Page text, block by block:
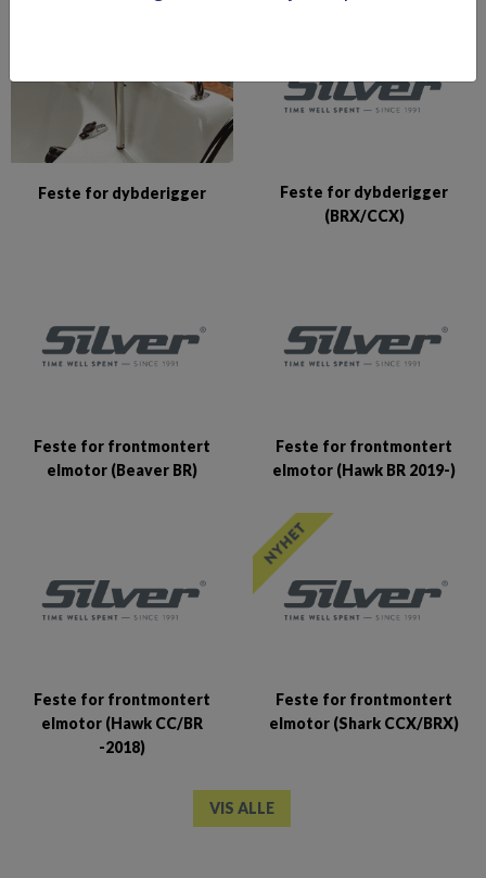
Feste for dybderigger
Feste for dybderigger
(BRX/CCX)
Feste for frontmontert
elmotor (Beaver BR)
Feste for frontmontert
elmotor (Hawk BR 2019-)
Feste for frontmontert
elmotor (Hawk CC/BR
-2018)
Feste for frontmontert
elmotor (Shark CCX/BRX)
VIS ALLE